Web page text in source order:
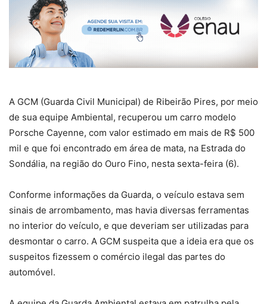
A GCM (Guarda Civil Municipal) de Ribeirão Pires, por meio
de sua equipe Ambiental, recuperou um carro modelo
Porsche Cayenne, com valor estimado em mais de R$ 500
mil e que foi encontrado em área de mata, na Estrada do
Sondália, na região do Ouro Fino, nesta sexta-feira (6).
Conforme informações da Guarda, o veículo estava sem
sinais de arrombamento, mas havia diversas ferramentas
no interior do veículo, e que deveriam ser utilizadas para
desmontar o carro. A GCM suspeita que a ideia era que os
suspeitos fizessem o comércio ilegal das partes do
automóvel.